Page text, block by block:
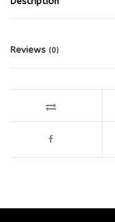
Reviews (0)